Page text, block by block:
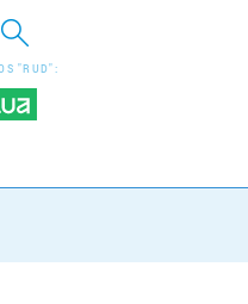
"RUD":